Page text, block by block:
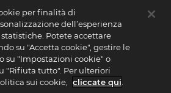
sulla Certificazione
è un logo che viene concesso in licenza da B Lab,
aziende che, come la nostra, hanno superato con
(“BIA”) e soddisfano quindi i requisiti richiesti da B
sociale e ambientale, responsabilità e trasparenza. Si
organismo di valutazione della conformità ai sensi del
per finalità di
dell’esperienza
Potete accettare
su "Accetta cookie", gestire le
su "Impostazioni cookie" o
"Rifiuta tutto". Per ulteriori
sui cookie,
cliccate qui